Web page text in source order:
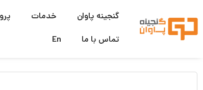
گنجینه پاوان خدمات
تماس با ما
En